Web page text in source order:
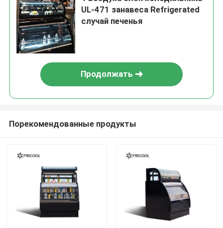
UL-471 занавеса Refrigerated
случай печенья
Продолжать
Порекомендованные продукты